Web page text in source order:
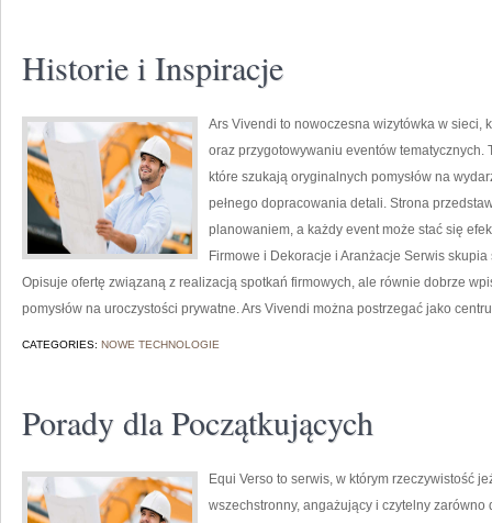
Historie i Inspiracje
Ars Vivendi to nowoczesna wizytówka w sieci,
oraz przygotowywaniu eventów tematycznych.
które szukają oryginalnych pomysłów na
pełnego dopracowania detali. Strona
planowaniem, a każdy event może stać się
Firmowe i Dekoracje i Aranżacje Serwis
Opisuje ofertę związaną z realizacją spotkań firmowych, ale równie dobrze
pomysłów na uroczystości prywatne. Ars Vivendi można postrzegać jako
CATEGORIES: NOWE TECHNOLOGIE
Porady dla Początkujących
Equi Verso to serwis, w którym rzeczywistość
wszechstronny, angażujący i czytelny